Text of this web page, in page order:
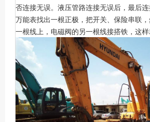
否连接无误。液压管路连接无误后，最后
万能表找出一根正极，把开关、保险串联
一根线上，电磁阀的另一根线接搭铁，这样